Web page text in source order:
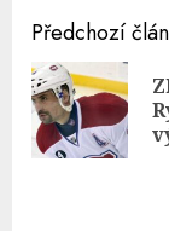
Continue
Reading
Předchozí